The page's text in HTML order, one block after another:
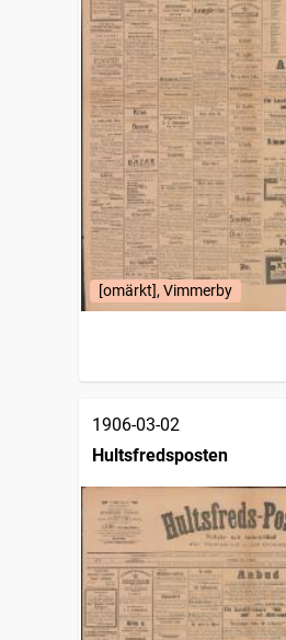
[omärkt], Vimmerby
1906-03-02
Hultsfredsposten